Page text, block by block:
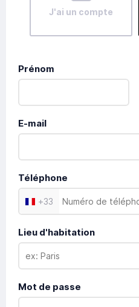
J'ai un compte
Prénom
E-mail
Téléphone
+33
Lieu d'habitation
Mot de passe